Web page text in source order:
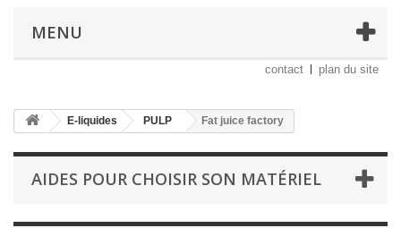
MENU
contact plan du site
E-liquides PULP Fat juice factory
AIDES POUR CHOISIR SON MATÉRIEL